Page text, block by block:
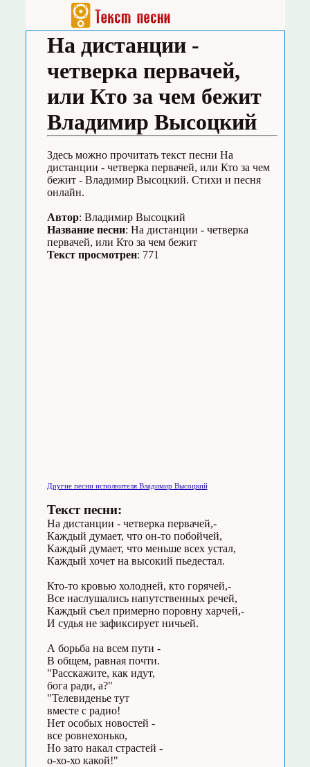
На дистанции -
четверка первачей,
или Кто за чем бежит
Владимир Высоцкий
Здесь можно прочитать текст песни На
дистанции - четверка первачей, или Кто за чем
бежит - Владимир Высоцкий. Стихи и песня
онлайн.
Автор: Владимир Высоцкий
Название песни: На дистанции - четверка
первачей, или Кто за чем бежит
Текст просмотрен: 771
Другие песни исполнителя Владимир Высоцкий
Текст песни:
На дистанции - четверка первачей,-
Каждый думает, что он-то побойчей,
Каждый думает, что меньше всех устал,
Каждый хочет на высокий пьедестал.
Кто-то кровью холодней, кто горячей,-
Все наслушались напутственных речей,
Каждый съел примерно поровну харчей,-
И судья не зафиксирует ничьей.
А борьба на всем пути -
В общем, равная почти.
"Расскажите, как идут,
бога ради, а?"
"Телевиденье тут
вместе с радио!
Нет особых новостей -
все ровнехонько,
Но зато накал страстей -
о-хо-хо какой!"